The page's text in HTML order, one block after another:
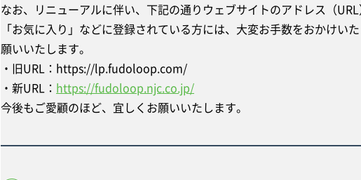
なお、リニューアルに伴い、下記の通りウェブサイトのアドレス（
「お気に入り」などに登録されている方には、大変お手数をおかけい
願いいたします。
・旧URL：https://lp.fudoloop.com/
・新URL： https://fudoloop.njc.co.jp/
今後もご愛顧のほど、宜しくお願いいたします。